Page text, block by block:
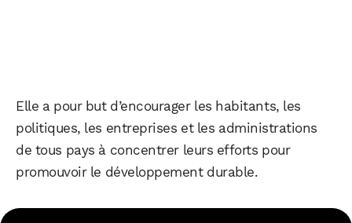
Elle a pour but d’encourager les habitants, les
politiques, les entreprises et les administrations
de tous pays à concentrer leurs efforts pour
promouvoir le développement durable.